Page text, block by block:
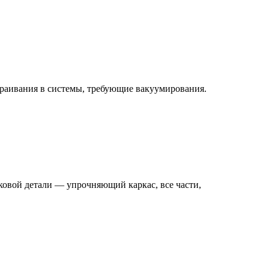
в системы, требующие вакуумирования.
детали — упрочняющий каркас, все части,